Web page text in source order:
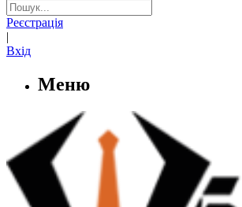
Реєстрація
|
Вхід
Меню